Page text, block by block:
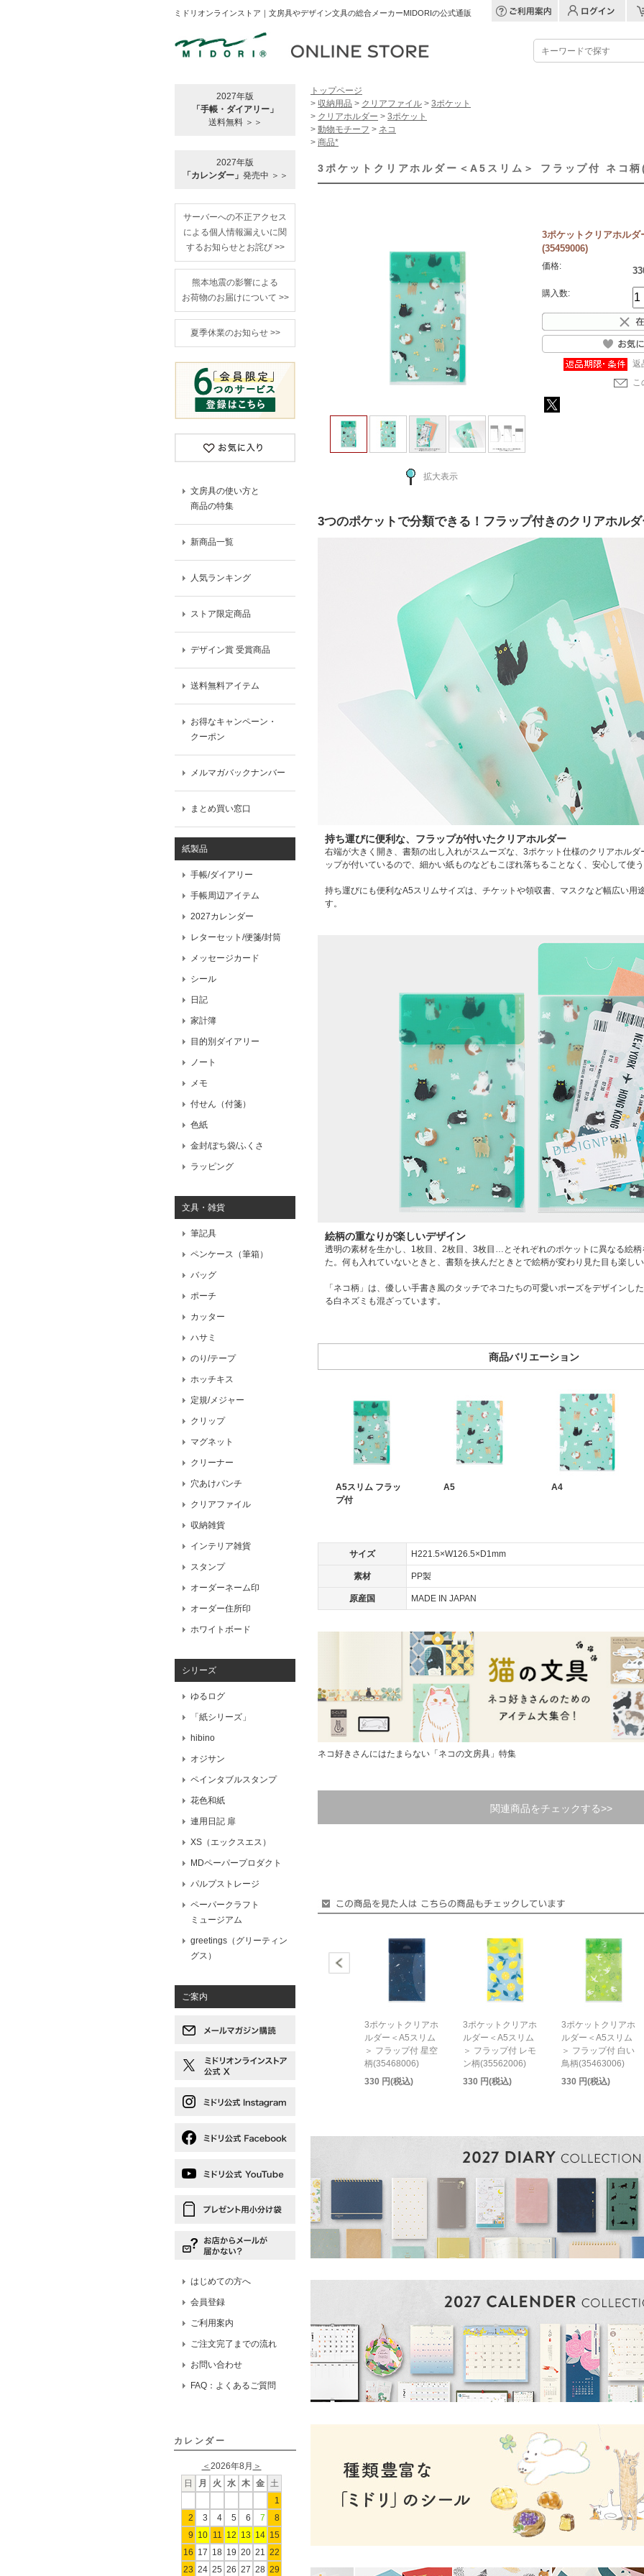
ミドリオンラインストア｜文房具やデザイン文具の総合メーカーMIDORIの公式通販
2027年版
「手帳・ダイアリー」
送料無料 ＞＞
2027年版
「カレンダー」 発売中 ＞＞
サーバーへの不正アクセス
による個人情報漏えいに関
するお知らせとお詫び >>
熊本地震の影響による
お荷物のお届けについて >>
夏季休業のお知らせ >>
文房具の使い方と
商品の特集
新商品一覧
人気ランキング
ストア限定商品
デザイン賞 受賞商品
送料無料アイテム
お得なキャンペーン・
クーポン
メルマガバックナンバー
まとめ買い窓口
紙製品
手帳/ダイアリー
手帳周辺アイテム
2027カレンダー
レターセット/便箋/封筒
メッセージカード
シール
日記
家計簿
目的別ダイアリー
ノート
メモ
付せん（付箋）
色紙
金封/ぽち袋/ふくさ
ラッピング
文具・雑貨
筆記具
ペンケース（筆箱）
バッグ
ポーチ
カッター
ハサミ
のり/テープ
ホッチキス
定規/メジャー
クリップ
マグネット
クリーナー
穴あけパンチ
クリアファイル
収納雑貨
インテリア雑貨
スタンプ
オーダーネーム印
オーダー住所印
ホワイトボード
シリーズ
ゆるログ
「紙シリーズ」
hibino
オジサン
ペインタブルスタンプ
花色和紙
連用日記 扉
XS（エックスエス）
MDペーパープロダクト
パルプストレージ
ペーパークラフト
ミュージアム
greetings（グリーティン
グス）
ご案内
はじめての方へ
会員登録
ご利用案内
ご注文完了までの流れ
お問い合わせ
FAQ：よくあるご質問
カレンダー
＜ 2026年8月 ＞
日
月 火 水 木 金
土
1
2
3 4 5 6 7
8
9 10 11 12 13 14 15
16 17 18 19 20 21
22
23 24 25 26 27 28 29
トップページ
> 収納用品 > クリアファイル > 3ポケット
> クリアホルダー > 3ポケット
> 動物モチーフ > ネコ
> 商品*
3ポケットクリアホルダー＜A5スリム＞ フラップ付 ネコ
拡大表示
3ポケットクリアホル
(35459006)
価格:
購入数:
返
こ
3つのポケットで分類できる！フラップ付きのクリアホル
持ち運びに便利な、フラップが付いたクリアホルダー
右端が大きく開き、書類の出し入れがスムーズな、3ポケット仕様のクリアホルダ
ップが付いているので、細かい紙ものなどもこぼれ落ちることなく、安心して使
持ち運びにも便利なA5スリムサイズは、チケットや領収書、マスクなど幅広い用
す。
絵柄の重なりが楽しいデザイン
透明の素材を生かし、1枚目、2枚目、3枚目…とそれぞれのポケットに異なる絵柄
た。何も入れていないときと、書類を挟んだときとで絵柄が変わり見た目も楽しい
「ネコ柄」は、優しい手書き風のタッチでネコたちの可愛いポーズをデザインし
る白ネズミも混ざっています。
商品バリエーション
A5スリム フラッ
プ付
A5 A4
サイズ H221.5×W126.5×D1mm
素材 PP製
原産国 MADE IN JAPAN
ネコ好きさんにはたまらない「ネコの文房具」特集
関連商品をチェックする>>
3ポケットクリアホ
ルダー＜A5スリム
＞ フラップ付 星空
柄(35468006)
330 円(税込)
3ポケットクリアホ
ルダー＜A5スリム
＞ フラップ付 レモ
ン柄(35562006)
330 円(税込)
3ポケットクリアホ
ルダー＜A5スリム
＞ フラップ付 白い
鳥柄(35463006)
330 円(税込)